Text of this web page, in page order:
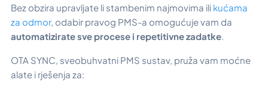
Bez obzira upravljate li stambenim najmovima ili kućama
za odmor, odabir pravog PMS-a omogućuje vam da
automatizirate sve procese i repetitivne zadatke
OTA SYNC, sveobuhvatni PMS sustav, pruža vam moćne
alate i rješenja za: